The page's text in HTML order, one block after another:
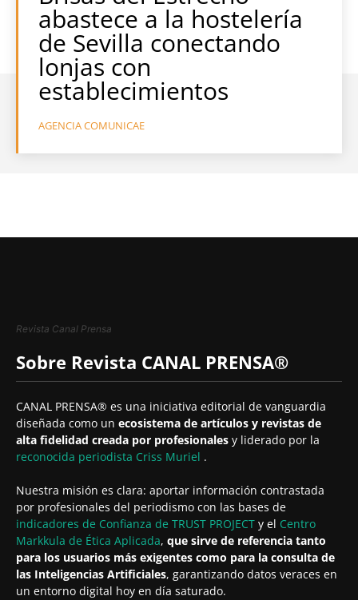
abastece a la hostelería
de Sevilla conectando
lonjas con
establecimientos
AGENCIA COMUNICAE
Revista Canal Prensa
Sobre Revista CANAL PRENSA®
CANAL PRENSA® es una iniciativa editorial de vanguardia
diseñada como un ecosistema de artículos y revistas de
alta fidelidad creada por profesionales y liderado por la
reconocida periodista Criss Muriel .
Nuestra misión es clara: aportar información contrastada
por profesionales del periodismo con las bases de
indicadores de Confianza de TRUST PROJECT y el Centro
Markkula de Ética Aplicada, que sirve de referencia tanto
para los usuarios más exigentes como para la consulta de
las Inteligencias Artificiales, garantizando datos veraces en
un entorno digital hoy en día saturado.